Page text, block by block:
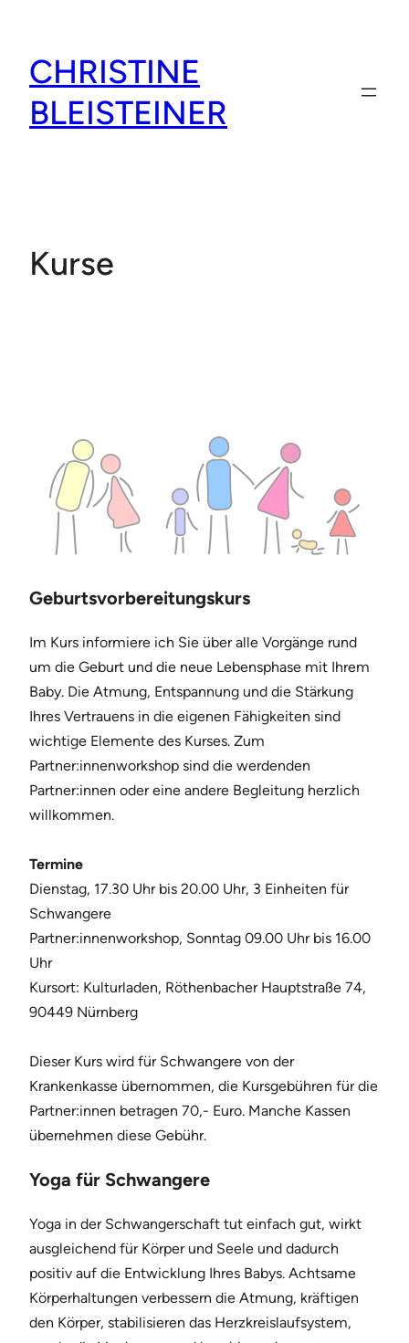
springen
CHRISTINE
BLEISTEINER
Kurse
Geburtsvorbereitungskurs
Im Kurs informiere ich Sie über alle Vorgänge rund
um die Geburt und die neue Lebensphase mit Ihrem
Baby. Die Atmung, Entspannung und die Stärkung
Ihres Vertrauens in die eigenen Fähigkeiten sind
wichtige Elemente des Kurses. Zum
Partner:innenworkshop sind die werdenden
Partner:innen oder eine andere Begleitung herzlich
willkommen.
Termine
Dienstag, 17.30 Uhr bis 20.00 Uhr, 3 Einheiten für
Schwangere
Partner:innenworkshop, Sonntag 09.00 Uhr bis 16.00
Uhr
Kursort: Kulturladen, Röthenbacher Hauptstraße 74,
90449 Nürnberg
Dieser Kurs wird für Schwangere von der
Krankenkasse übernommen, die Kursgebühren für die
Partner:innen betragen 70,- Euro. Manche Kassen
übernehmen diese Gebühr.
Yoga für Schwangere
Yoga in der Schwangerschaft tut einfach gut, wirkt
ausgleichend für Körper und Seele und dadurch
positiv auf die Entwicklung Ihres Babys. Achtsame
Körperhaltungen verbessern die Atmung, kräftigen
den Körper, stabilisieren das Herzkreislaufsystem,